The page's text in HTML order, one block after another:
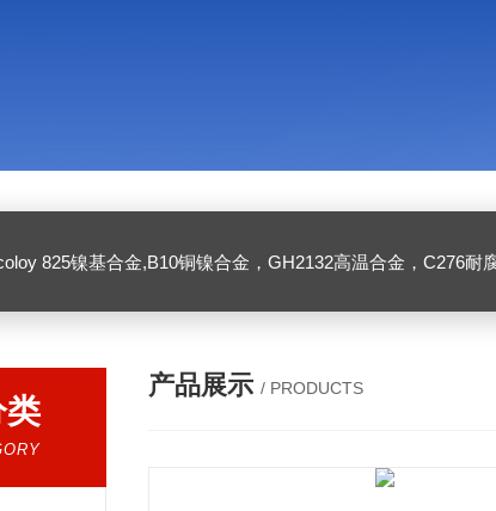
825镍基合金,B10铜镍合金，GH2132高温合金，C276耐腐蚀合金，1J50精密合金，
类
产品展示 / PRODUCTS